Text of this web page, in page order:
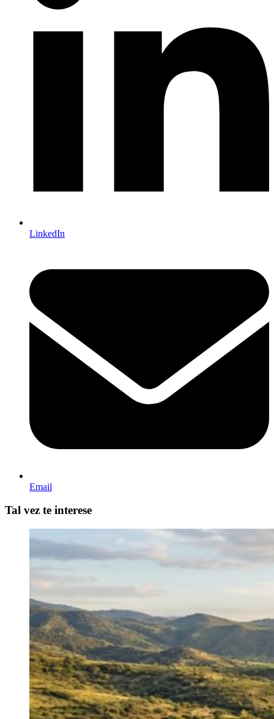
LinkedIn
Email
Tal vez te interese